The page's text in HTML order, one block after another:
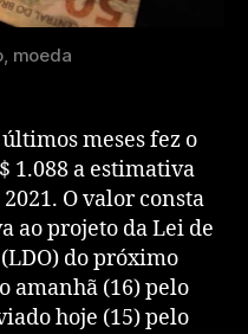
moeda
meses fez o
1.088 a estimativa
O valor consta
ao projeto da Lei de
do próximo
amanhã (16) pelo
hoje (15) pelo